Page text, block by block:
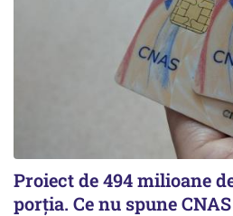
Proiect de 494 milioane
porția. Ce nu spune